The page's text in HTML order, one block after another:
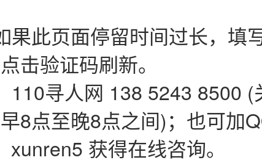
果此页面停留时间过长，填
击验证码刷新。
110寻人网 138 5243 8500 (
8点至晚8点之间)；也可加
获得在线咨询。